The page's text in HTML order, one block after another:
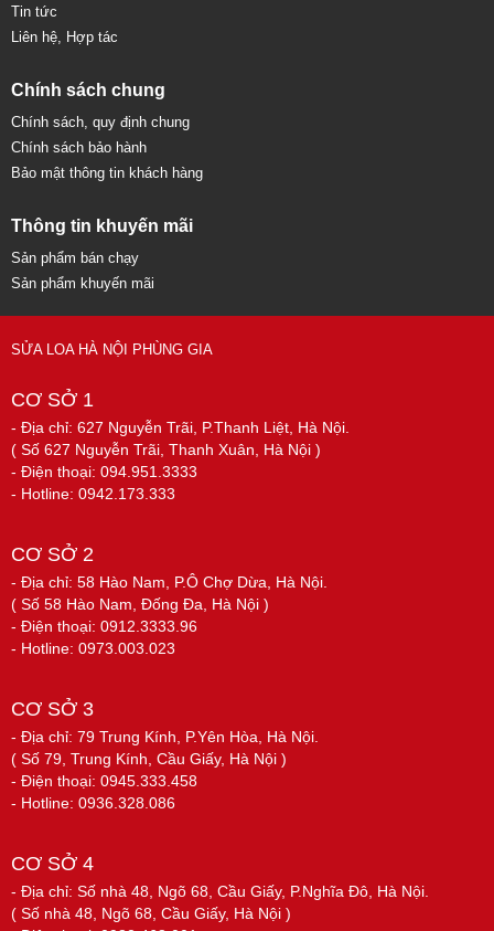
Tin tức
Liên hệ, Hợp tác
Chính sách chung
Chính sách, quy định chung
Chính sách bảo hành
Bảo mật thông tin khách hàng
Thông tin khuyến mãi
Sản phẩm bán chạy
Sản phẩm khuyến mãi
SỬA LOA HÀ NỘI PHÙNG GIA
CƠ SỞ 1
- Địa chỉ: 627 Nguyễn Trãi, P.Thanh Liệt, Hà Nội.
( Số 627 Nguyễn Trãi, Thanh Xuân, Hà Nội )
- Điện thoại: 094.951.3333
- Hotline: 0942.173.333
CƠ SỞ 2
- Địa chỉ: 58 Hào Nam, P.Ô Chợ Dừa, Hà Nội.
( Số 58 Hào Nam, Đống Đa, Hà Nội )
- Điện thoại: 0912.3333.96
- Hotline: 0973.003.023
CƠ SỞ 3
- Địa chỉ: 79 Trung Kính, P.Yên Hòa, Hà Nội.
( Số 79, Trung Kính, Cầu Giấy, Hà Nội )
- Điện thoại: 0945.333.458
- Hotline: 0936.328.086
CƠ SỞ 4
- Địa chỉ: Số nhà 48, Ngõ 68, Cầu Giấy, P.Nghĩa Đô, Hà Nội.
( Số nhà 48, Ngõ 68, Cầu Giấy, Hà Nội )